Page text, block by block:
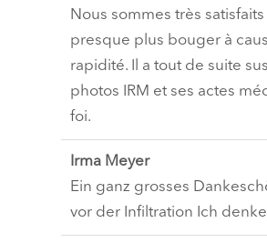
Nous sommes très
presque plus bouger à
rapidité. Il a tout de suite
photos IRM et ses actes
foi.
Irma Meyer
Ein ganz grosses
vor der Infiltration Ich